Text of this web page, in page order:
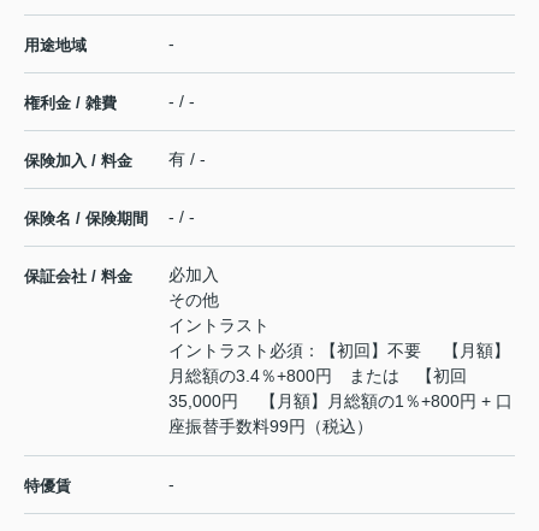
用途地域 -
権利金 / 雑費 - / -
保険加入 / 料金 有 / -
保険名 / 保険期間 - / -
保証会社 / 料金
必加入
その他
イントラスト
イントラスト必須：【初回】不要 【月額】
月総額の3.4％+800円 または 【初回
35,000円 【月額】月総額の1％+800円 + 口
座振替手数料99円（税込）
特優賃 -